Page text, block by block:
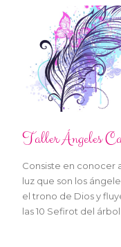
Taller Ángeles
Consiste en conocer
luz que son los
el trono de Dios y
las 10 Sefirot del árbol